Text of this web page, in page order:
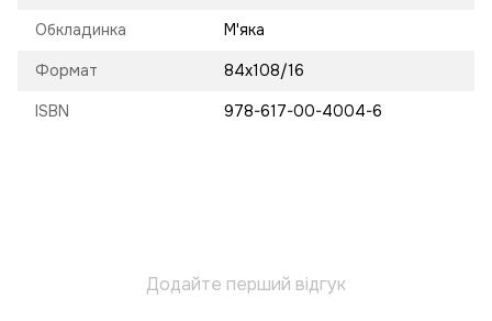
Обкладинка М'яка
Формат 84х108/16
ISBN 978-617-00-4004-6
Додайте перший відгук